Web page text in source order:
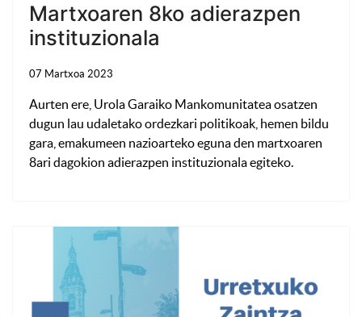
Martxoaren 8ko adierazpen
instituzionala
07 Martxoa 2023
Aurten ere, Urola Garaiko Mankomunitatea osatzen
dugun lau udaletako ordezkari politikoak, hemen bildu
gara, emakumeen nazioarteko eguna den martxoaren
8ari dagokion adierazpen instituzionala egiteko.